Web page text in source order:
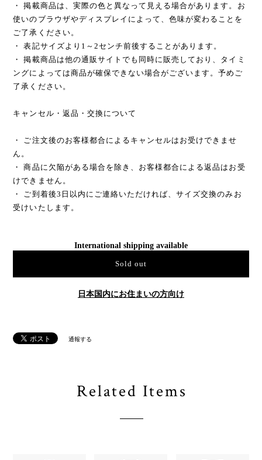
・ 掲載商品は、実際の色と異なって見える場合があります。お
使いのブラウザやディスプレイによって、色味が変わることを
ご了承ください。
・ 表記サイズより1～2センチ前後することがあります。
・ 掲載商品は他の通販サイトでも同時に販売しており、タイミ
ングによっては商品が確保できない場合がございます。予めご
了承ください。
キャンセル・返品・交換について
・ ご注文後のお客様都合によるキャンセルはお受けできませ
ん。
・ 商品に欠陥がある場合を除き、お客様都合による返品はお受
けできません。
・ ご到着後3日以内にご連絡いただければ、サイズ交換のみお
受けいたします。
International shipping available
Sold out
日本国内にお住まいの方向け
通報する
Related Items